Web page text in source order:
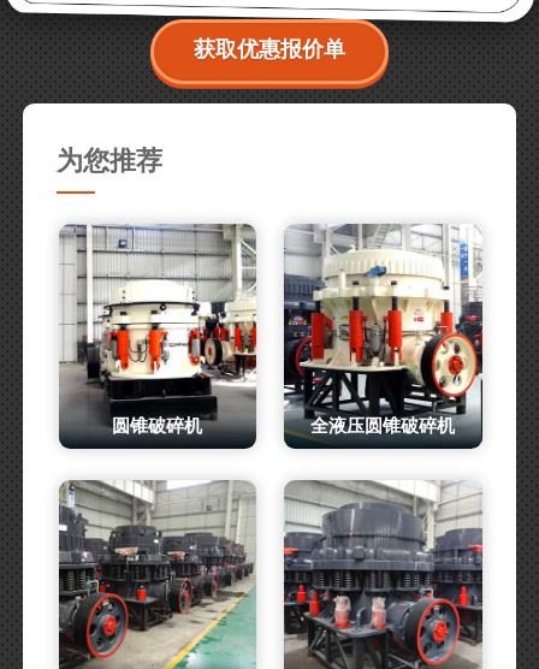
获取优惠报价单
为您推荐
圆锥破碎机 全液压圆锥破碎机